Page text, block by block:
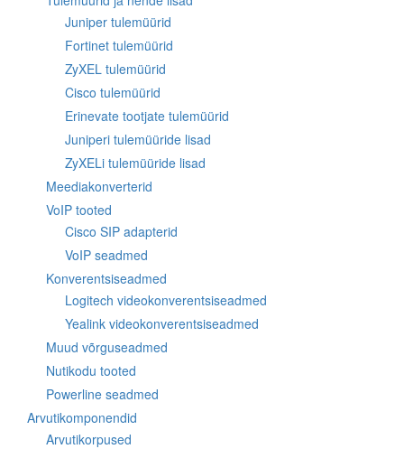
Juniper tulemüürid
Fortinet tulemüürid
ZyXEL tulemüürid
Cisco tulemüürid
Erinevate tootjate tulemüürid
Juniperi tulemüüride lisad
ZyXELi tulemüüride lisad
Meediakonverterid
VoIP tooted
Cisco SIP adapterid
VoIP seadmed
Konverentsiseadmed
Logitech videokonverentsiseadmed
Yealink videokonverentsiseadmed
Muud võrguseadmed
Nutikodu tooted
Powerline seadmed
Arvutikomponendid
Arvutikorpused